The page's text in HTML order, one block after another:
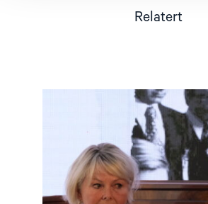
Relatert
Read
article
"Møt
på
Arendalsuka
2026"